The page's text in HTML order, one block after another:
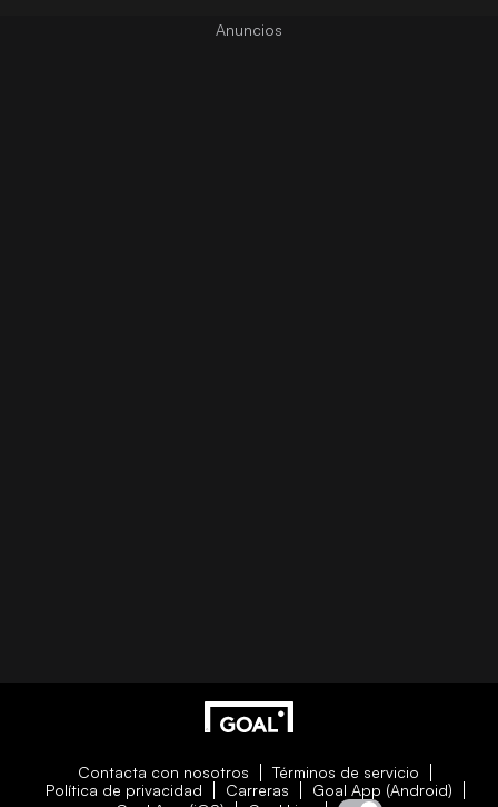
Contacta con nosotros
Términos de servicio
Política de privacidad
Carreras
Goal App (Android)